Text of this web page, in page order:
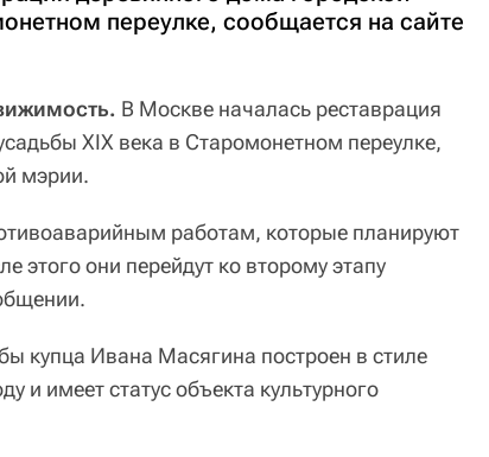
переулке, сообщается на сайте
В Москве началась реставрация
XIX века в Старомонетном переулке,
мэрии.
работам, которые планируют
этого они перейдут ко второму этапу
купца Ивана Масягина построен в стиле
и имеет статус объекта культурного